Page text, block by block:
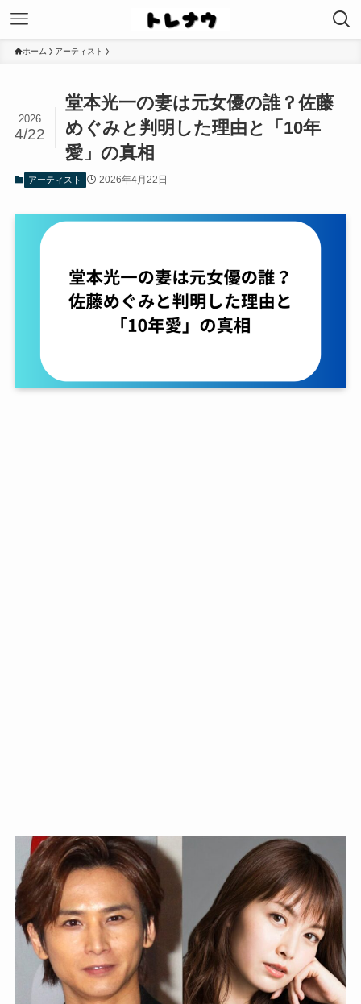
ホーム アーティスト
堂本光一の妻は元女優の誰？佐藤
めぐみと判明した理由と「10年
愛」の真相
2026
4/22
アーティスト 2026年4月22日